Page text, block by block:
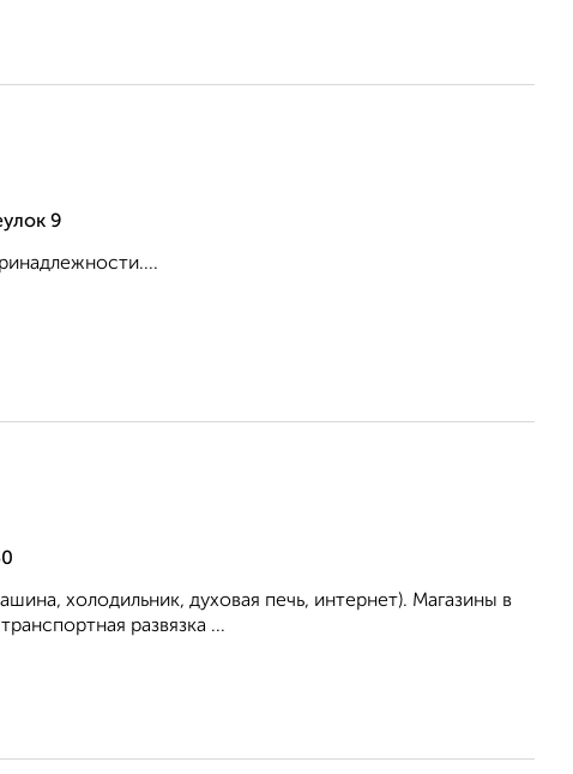
9
холодильник, духовая печь, интернет). Магазины в
развязка ...